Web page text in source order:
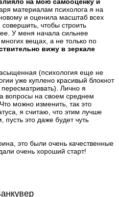
материалам психолога я на
и оценила масштаб всех
чтобы строить
У меня начала сильнее
вещах, а не только по
вижу в зеркале
(психология еще не
уже куплено красивый блокнот
Лично я
вопросы на своем среднем
можно изменить, так это
я считаю, что этим лучше
пусть это даже будет чуть
это были очень качественные
очень хороший старт!